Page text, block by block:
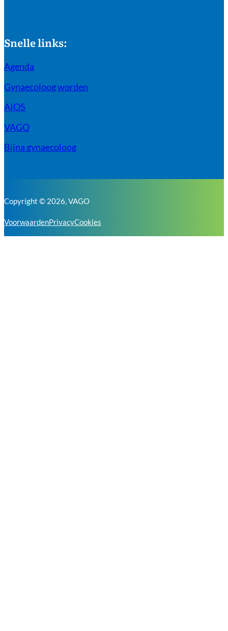
Snelle links:
Agenda
Gynaecoloog worden
AIOS
VAGO
Bijna gynaecoloog
Copyright © 2026, VAGO
VoorwaardenPrivacyCookies